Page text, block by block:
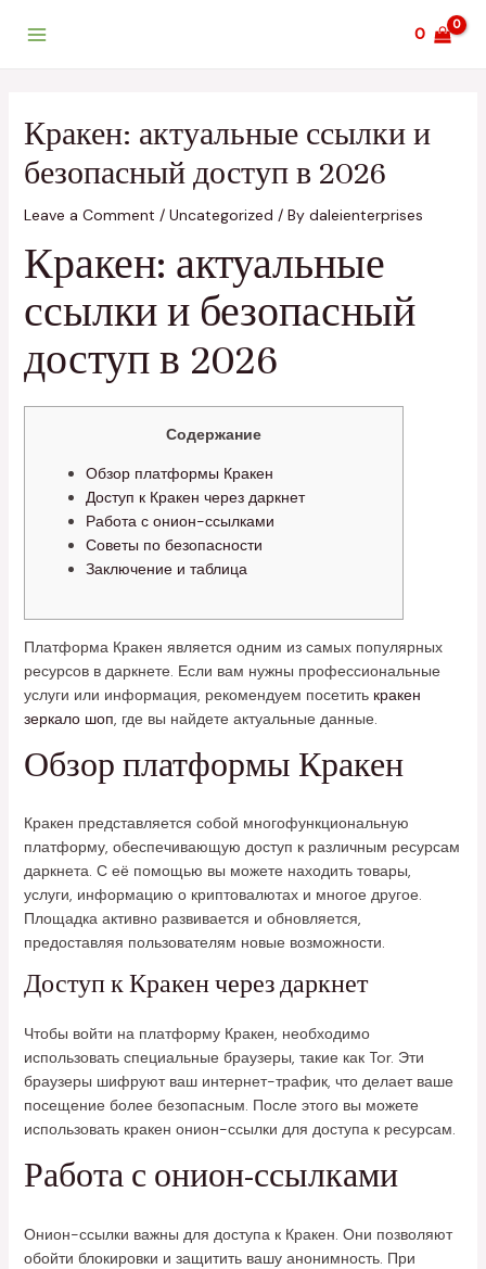
0
Кракен: актуальные ссылки и
безопасный доступ в 2026
Leave a Comment / Uncategorized / By daleienterprises
Кракен: актуальные
ссылки и безопасный
доступ в 2026
Содержание
Обзор платформы Кракен
Доступ к Кракен через даркнет
Работа с онион-ссылками
Советы по безопасности
Заключение и таблица
Платформа Кракен является одним из самых популярных
ресурсов в даркнете. Если вам нужны профессиональные
услуги или информация, рекомендуем посетить кракен
зеркало шоп, где вы найдете актуальные данные.
Обзор платформы Кракен
Кракен представляется собой многофункциональную
платформу, обеспечивающую доступ к различным ресурсам
даркнета. С её помощью вы можете находить товары,
услуги, информацию о криптовалютах и многое другое.
Площадка активно развивается и обновляется,
предоставляя пользователям новые возможности.
Доступ к Кракен через даркнет
Чтобы войти на платформу Кракен, необходимо
использовать специальные браузеры, такие как Tor. Эти
браузеры шифруют ваш интернет-трафик, что делает ваше
посещение более безопасным. После этого вы можете
использовать кракен онион-ссылки для доступа к ресурсам.
Работа с онион-ссылками
Онион-ссылки важны для доступа к Кракен. Они позволяют
обойти блокировки и защитить вашу анонимность. При